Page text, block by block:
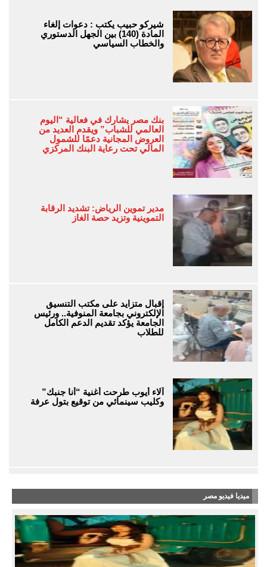
شيركو حبيب يكتب : دعوات إلغاء
المادة (140) بين الجهل الدستوري
والخطاب السياسي
بنك مصر يشارك في فعالية “اليوم
العالمي للشباب” ويقدم العديد من
العروض المجانية دعمًا للشمول
المالي تحت رعاية البنك المركزي
مدير تموين الرياض: تشديد الرقابة
التموينية وتزيد حصة الغاز
إقبال متزايد على مكتب التنسيق
الإلكتروني بجامعة المنوفية.. ورئيس
الجامعة يؤكد تقديم الدعم الكامل
للطلاب
آلاء أيوب طرحت أغنية “أنا جنبك”
وكليب سينمائي من توقيع بتول عرفة
ميديا فيديو مصر